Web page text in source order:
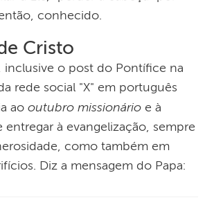
conhecido.
Cristo
inclusive o post do Pontífice na
rede social "X" em português
ao outubro missionário e à
entregar à evangelização, sempre
como também em
Diz a mensagem do Papa: